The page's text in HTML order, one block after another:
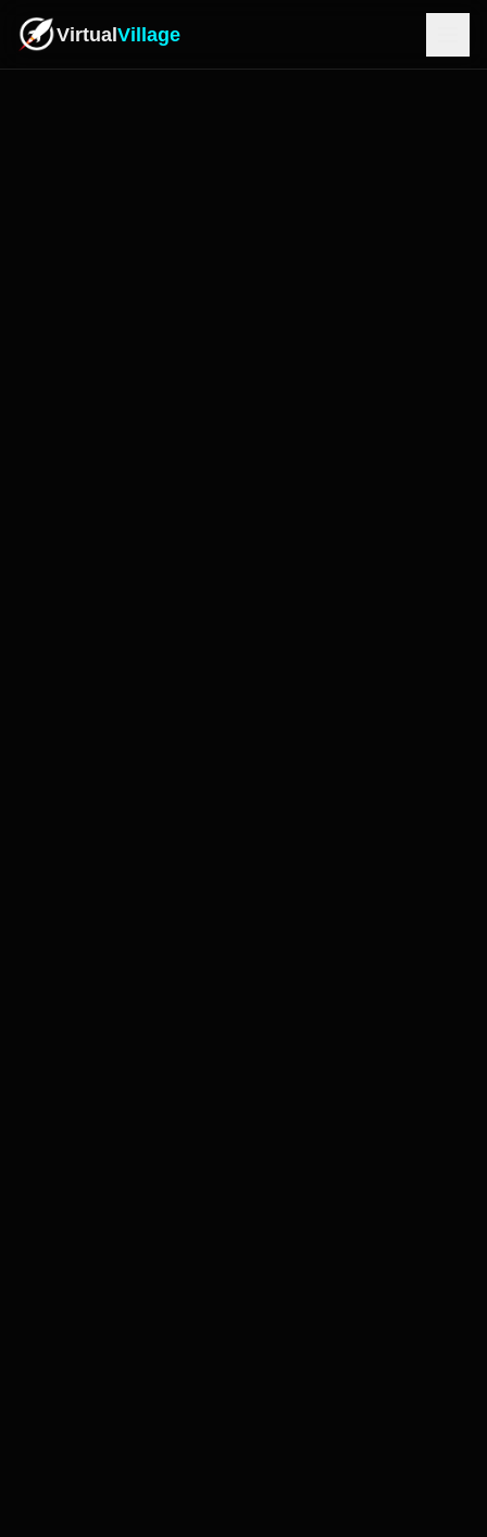
VirtualVillage